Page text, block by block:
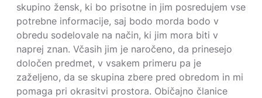
skupino žensk, ki bo prisotne in jim posredujem vse
potrebne informacije, saj bodo morda bodo v
obredu sodelovale na način, ki jim mora biti v
naprej znan. Včasih jim je naročeno, da prinesejo
določen predmet, v vsakem primeru pa je
zaželjeno, da se skupina zbere pred obredom in mi
pomaga pri okrasitvi prostora. Običajno članice